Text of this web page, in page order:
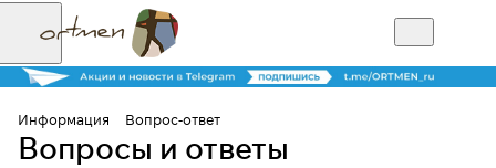
Информация Вопрос-ответ
Вопросы и ответы